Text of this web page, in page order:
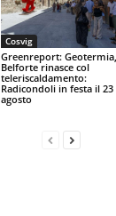
Cosvig
Greenreport: Geotermia,
Belforte rinasce col
teleriscaldamento:
Radicondoli in festa il 23
agosto